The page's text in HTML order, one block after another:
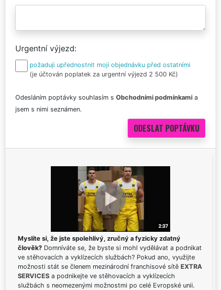
Urgentní výjezd
požaduji upřednostnit moji objednávku před ostatními
(je účtován poplatek za urgentní výjezd 2 500 Kč)
Odesláním poptávky souhlasím s Obchodními podmínkami a
jsem s nimi seznámen.
Myslíte si, že jste spolehlivý, zručný a fyzicky zdatný
člověk? Domníváte se, že byste si mohl vydělávat a podnikat
ve stěhovacích a vyklízecích službách? Pokud ano, využijte
možnosti stát se členem mezinárodní franchisové sítě EXTRA
SERVICES a podnikejte ve stěhovacích a vyklízecích
službách s neomezenými možnostmi po celé Evropské unii.